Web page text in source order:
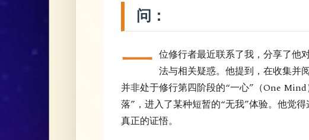
问：
一 位修行者最近联系了我，分享了他
法与相关疑惑。他提到，在收集并
并非处于修行第四阶段的“一心”（One
落”，进入了某种短暂的“无我”体验。他觉
真正的证悟。